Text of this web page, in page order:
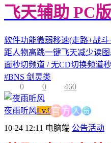
飞天辅助 PC版
软件功能微弱移速(走路+战
距人物高跳一键飞天减少读
面秒切频道 / 无CD切换频道
#BNS 剑灵类
0
0 460
夜雨听风Lv.9官 方人员
10-24 12:11 电脑端 公告活动